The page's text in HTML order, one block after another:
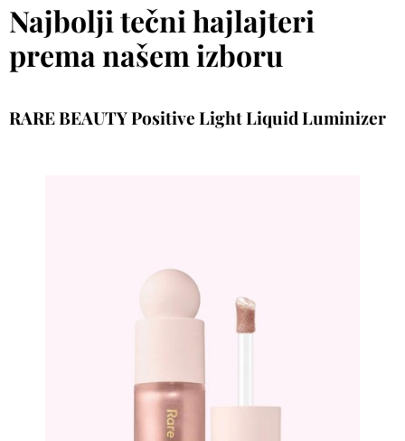
Najbolji tečni hajlajteri
prema našem izboru
RARE BEAUTY Positive Light Liquid Luminizer